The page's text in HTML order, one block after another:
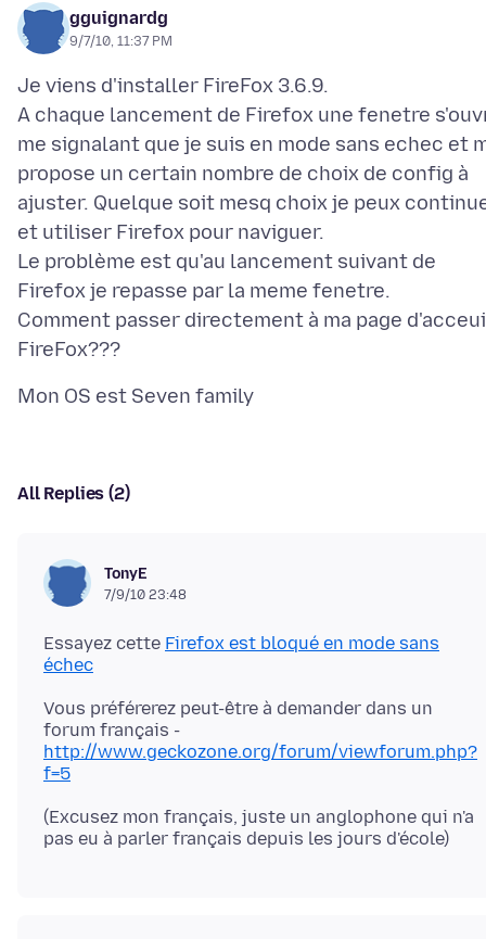
gguignardg
9/7/10, 11:37 PM
Je viens d'installer FireFox 3.6.9.
A chaque lancement de Firefox une fenetre
me signalant que je suis en mode sans echec et
propose un certain nombre de choix de config à
ajuster. Quelque soit mesq choix je peux
et utiliser Firefox pour naviguer.
Le problème est qu'au lancement suivant de
Firefox je repasse par la meme fenetre.
Comment passer directement à ma page
All Replies (2)
TonyE
7/9/10 23:48
Essayez cette Firefox est bloqué en mode sans
échec
Vous préférerez peut-être à demander dans un
forum français -
http://www.geckozone.org/forum/viewforum.php?
f=5
(Excusez mon français, juste un anglophone qui n'a